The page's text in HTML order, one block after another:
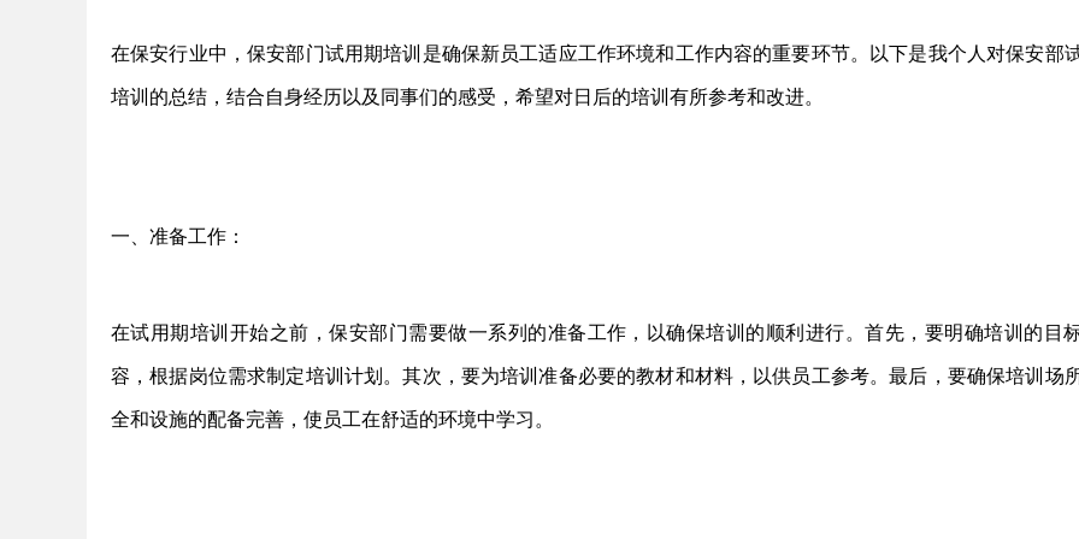
在保安行业中，保安部门试用期培训是确保新员工适应工作环境和工作内容的重要环节。以下是我个人对保安部
培训的总结，结合自身经历以及同事们的感受，希望对日后的培训有所参考和改进。
一、准备工作：
在试用期培训开始之前，保安部门需要做一系列的准备工作，以确保培训的顺利进行。首先，要明确培训的目
容，根据岗位需求制定培训计划。其次，要为培训准备必要的教材和材料，以供员工参考。最后，要确保培训场
全和设施的配备完善，使员工在舒适的环境中学习。